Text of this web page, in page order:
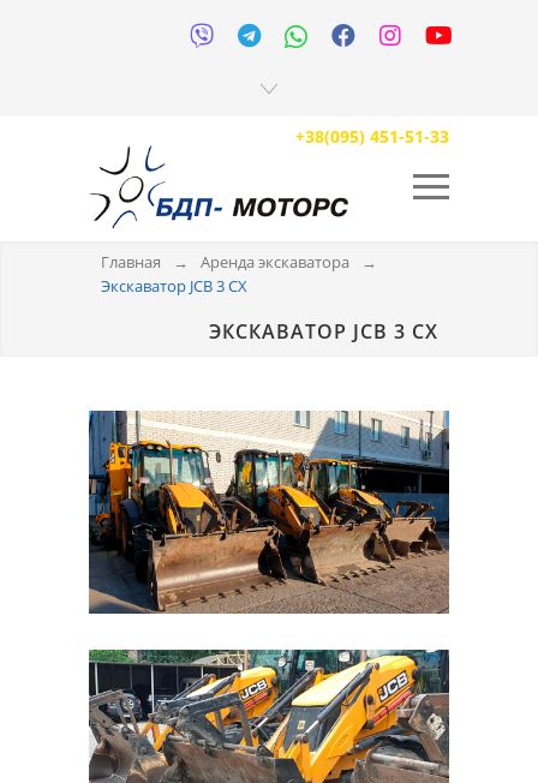
     
+38(095) 451-51-33
Главная → Аренда экскаватора
→
Экскаватор JCB 3 CX
ЭКСКАВАТОР JCB 3 CX